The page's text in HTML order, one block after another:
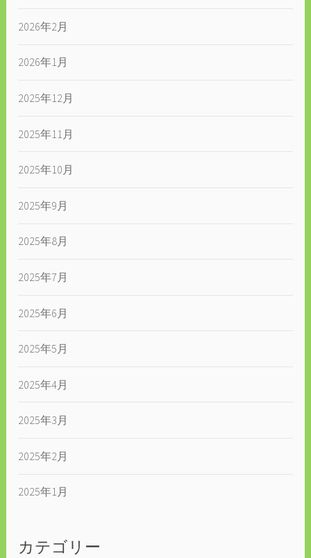
2026年2月
2026年1月
2025年12月
2025年11月
2025年10月
2025年9月
2025年8月
2025年7月
2025年6月
2025年5月
2025年4月
2025年3月
2025年2月
2025年1月
カテゴリー